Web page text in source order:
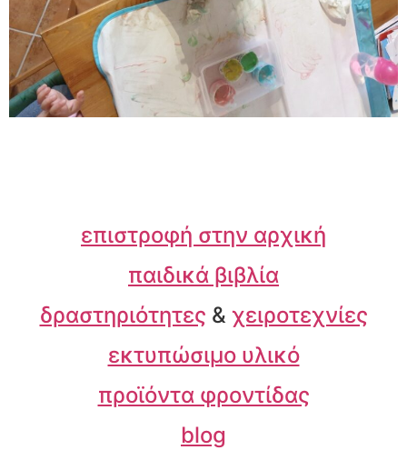
επιστροφή στην αρχική
παιδικά βιβλία
δραστηριότητες & χειροτεχνίες
εκτυπώσιμο υλικό
προϊόντα φροντίδας
blog